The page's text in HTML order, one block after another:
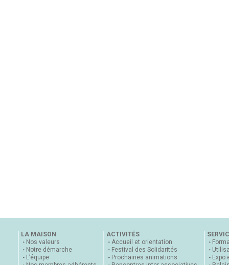
LA MAISON
Nos valeurs
Notre démarche
L’équipe
ACTIVITÉS
Accueil et orientation
Festival des Solidarités
Prochaines animations
Expo